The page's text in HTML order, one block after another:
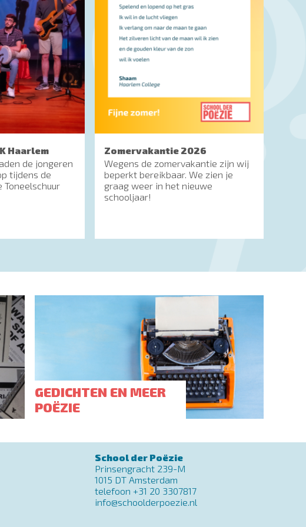
Haarlem
de jongeren
tijdens de
Toneelschuur
Zomervakantie 2026
Wegens de zomervakantie zijn wij
beperkt bereikbaar. We zien je
graag weer in het nieuwe
schooljaar!
GEDICHTEN EN MEER
POËZIE
School der Poëzie
Prinsengracht 239-M
1015 DT Amsterdam
telefoon +31 20 3307817
info@schoolderpoezie.nl